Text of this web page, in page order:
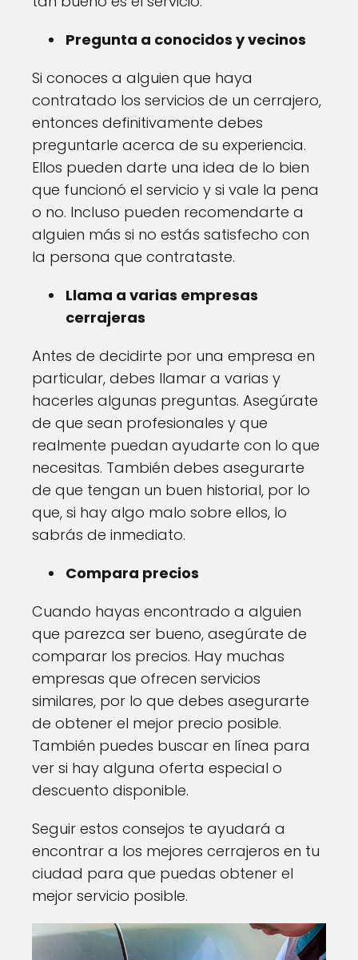
Pregunta a conocidos y vecinos
Si conoces a alguien que haya
contratado los servicios de un cerrajero,
entonces definitivamente debes
preguntarle acerca de su experiencia.
Ellos pueden darte una idea de lo bien
que funcionó el servicio y si vale la pena
o no. Incluso pueden recomendarte a
alguien más si no estás satisfecho con
la persona que contrataste.
Llama a varias empresas
cerrajeras
Antes de decidirte por una empresa en
particular, debes llamar a varias y
hacerles algunas preguntas. Asegúrate
de que sean profesionales y que
realmente puedan ayudarte con lo que
necesitas. También debes asegurarte
de que tengan un buen historial, por lo
que, si hay algo malo sobre ellos, lo
sabrás de inmediato.
Compara precios
Cuando hayas encontrado a alguien
que parezca ser bueno, asegúrate de
comparar los precios. Hay muchas
empresas que ofrecen servicios
similares, por lo que debes asegurarte
de obtener el mejor precio posible.
También puedes buscar en línea para
ver si hay alguna oferta especial o
descuento disponible.
Seguir estos consejos te ayudará a
encontrar a los mejores cerrajeros en tu
ciudad para que puedas obtener el
mejor servicio posible.